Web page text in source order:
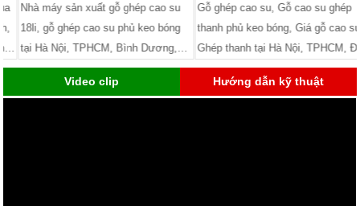
Nhà máy sản xuất gỗ ghép cao su
18li, gỗ ghép cao su phủ keo bóng
tại Hà Nội, TPHCM, Bình Dương,
Đà Nẵng, Bình Định, Vũng Tàu,
Thanh Hóa, Thái Bình, Nam Định,
Gỗ ghép cao su, Gỗ cao su ghép
thanh phủ keo bóng, Giá gỗ cao su
Ghép thanh tại Hà Nội, TPHCM, Đà
Nẵng, Hải Phòng, Nam Định, Quảng
Ninh. Nhà máy có xe giao hàng tận
Video clip Hướng dẫn kỹ thuật